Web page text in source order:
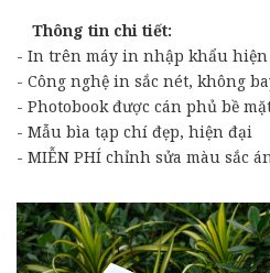
Thông tin chi tiết:
- In trên máy in nhập khẩu
- Công nghệ in sắc nét, không
- Photobook được cán phủ bề
- Mẫu bìa tạp chí đẹp, hiện đại
- MIỄN PHÍ chỉnh sửa màu sắc